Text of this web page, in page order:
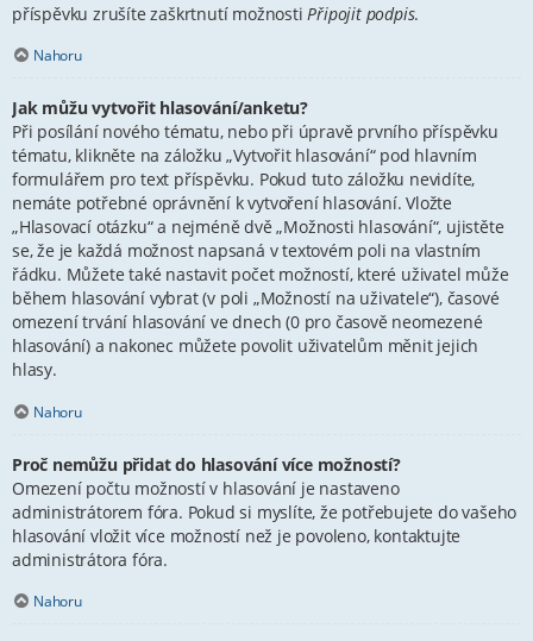
příspěvku zrušíte zaškrtnutí možnosti Připojit podpis.
Nahoru
Jak můžu vytvořit hlasování/anketu?
Při posílání nového tématu, nebo při úpravě prvního příspěvku
tématu, klikněte na záložku „Vytvořit hlasování“ pod hlavním
formulářem pro text příspěvku. Pokud tuto záložku nevidíte,
nemáte potřebné oprávnění k vytvoření hlasování. Vložte
„Hlasovací otázku“ a nejméně dvě „Možnosti hlasování“, ujistěte
se, že je každá možnost napsaná v textovém poli na vlastním
řádku. Můžete také nastavit počet možností, které uživatel může
během hlasování vybrat (v poli „Možností na uživatele“), časové
omezení trvání hlasování ve dnech (0 pro časově neomezené
hlasování) a nakonec můžete povolit uživatelům měnit jejich
hlasy.
Nahoru
Proč nemůžu přidat do hlasování více možností?
Omezení počtu možností v hlasování je nastaveno
administrátorem fóra. Pokud si myslíte, že potřebujete do vašeho
hlasování vložit více možností než je povoleno, kontaktujte
administrátora fóra.
Nahoru